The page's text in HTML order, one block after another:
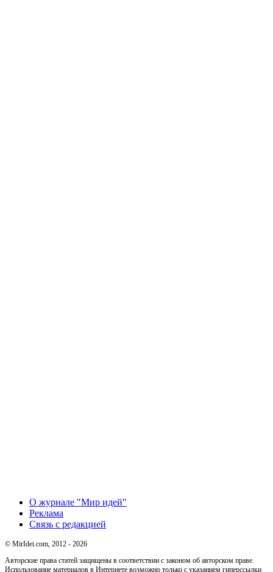
О журнале "Мир идей"
Реклама
Связь с редакцией
© MirIdei.com, 2012 - 2026
Авторские права статей защищены в соответствии с законом об авторском праве.
Использование материалов в Интернете возможно только с указанием гиперссылки